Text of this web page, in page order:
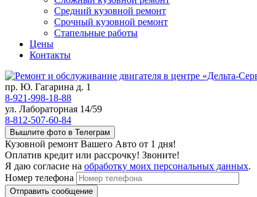
Средний кузовной ремонт
Срочный кузовной ремонт
Стапельные работы
Цены
Контакты
пр. Ю. Гагарина д. 1
8-921-998-18-88
ул. Лабораторная 14/59
8-812-507-60-84
Вышлите фото в Телеграм
Кузовной ремонт Вашего Авто от 1 дня!
Оплатив кредит или рассрочку! Звоните!
Я даю согласие на обработку моих персональных данных.
Номер телефона